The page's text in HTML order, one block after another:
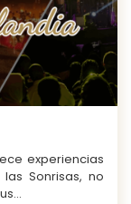
experiencias
Sonrisas, no